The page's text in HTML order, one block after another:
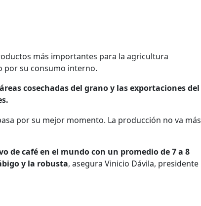
más importantes para la agricultura
por su consumo interno.
cosechadas del grano y las exportaciones del
por su mejor momento. La producción no va más
de café en el mundo con un promedio de 7 a 8
y la robusta, asegura Vinicio Dávila, presidente